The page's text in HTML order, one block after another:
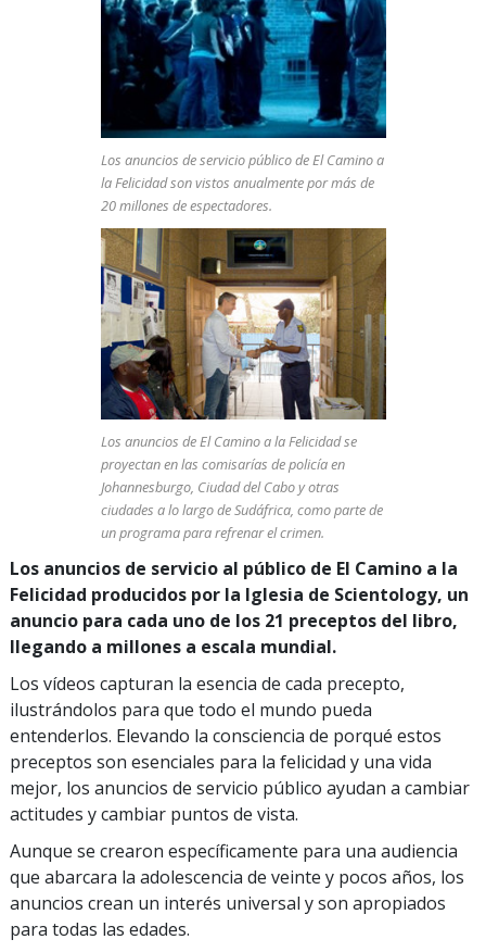
Los anuncios de servicio público de El Camino a
la Felicidadson vistos anualmente por más de
20 millones de espectadores.
Los anuncios de El Camino a la Felicidadse
proyectan en las comisarías de policía en
Johannesburgo, Ciudad del Cabo y otras
ciudades a lo largo de Sudáfrica, como parte de
un programa para refrenar el crimen.
Los anuncios de servicio al público de El Camino a la
Felicidad producidos por la Iglesia de Scientology, un
anuncio para cada uno de los 21 preceptos del libro,
llegando a millones a escala mundial.
Los vídeos capturan la esencia de cada precepto,
ilustrándolos para que todo el mundo pueda
entenderlos. Elevando la consciencia de porqué estos
preceptos son esenciales para la felicidad y una vida
mejor, los anuncios de servicio público ayudan a cambiar
actitudes y cambiar puntos de vista.
Aunque se crearon específicamente para una audiencia
que abarcara la adolescencia de veinte y pocos años, los
anuncios crean un interés universal y son apropiados
para todas las edades.